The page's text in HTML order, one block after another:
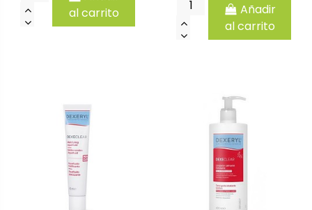
al carrito
Añadir
al carrito